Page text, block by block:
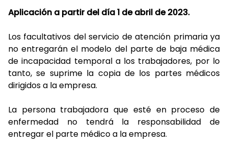
Aplicación a partir del día 1 de abril de 2023.
Los facultativos del servicio de atención primaria ya
no entregarán el modelo del parte de baja médica
de incapacidad temporal a los trabajadores, por lo
tanto, se suprime la copia de los partes médicos
dirigidos a la empresa.
La persona trabajadora que esté en proceso de
enfermedad no tendrá la responsabilidad de
entregar el parte médico a la empresa.